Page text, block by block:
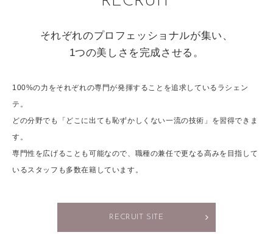
それぞれのプロフェッショナルが集い、
1つの美しさを完成させる。
100%の力をそれぞれの専門が発揮することを追求しているラシェン
テ。
どの分野でも「どこに出ても恥ずかしくない一流の技術」を習得できま
す。
専門性を広げることも可能なので、職種の兼任で更なる高みを目指して
いるスタッフも多数在籍しています。
RECRUIT SITE